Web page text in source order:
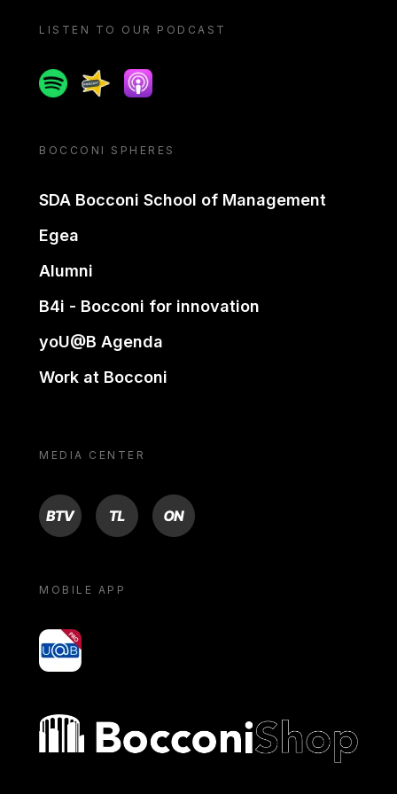
LISTEN TO OUR PODCAST
SpotifySpreakerApple podcast
BOCCONI SPHERES
SDA Bocconi School of Management
Egea
Alumni
B4i - Bocconi for innovation
yoU@B Agenda
Work at Bocconi
MEDIA CENTER
BTV TL ON
MOBILE APP
yoU@B
Bocconi shop